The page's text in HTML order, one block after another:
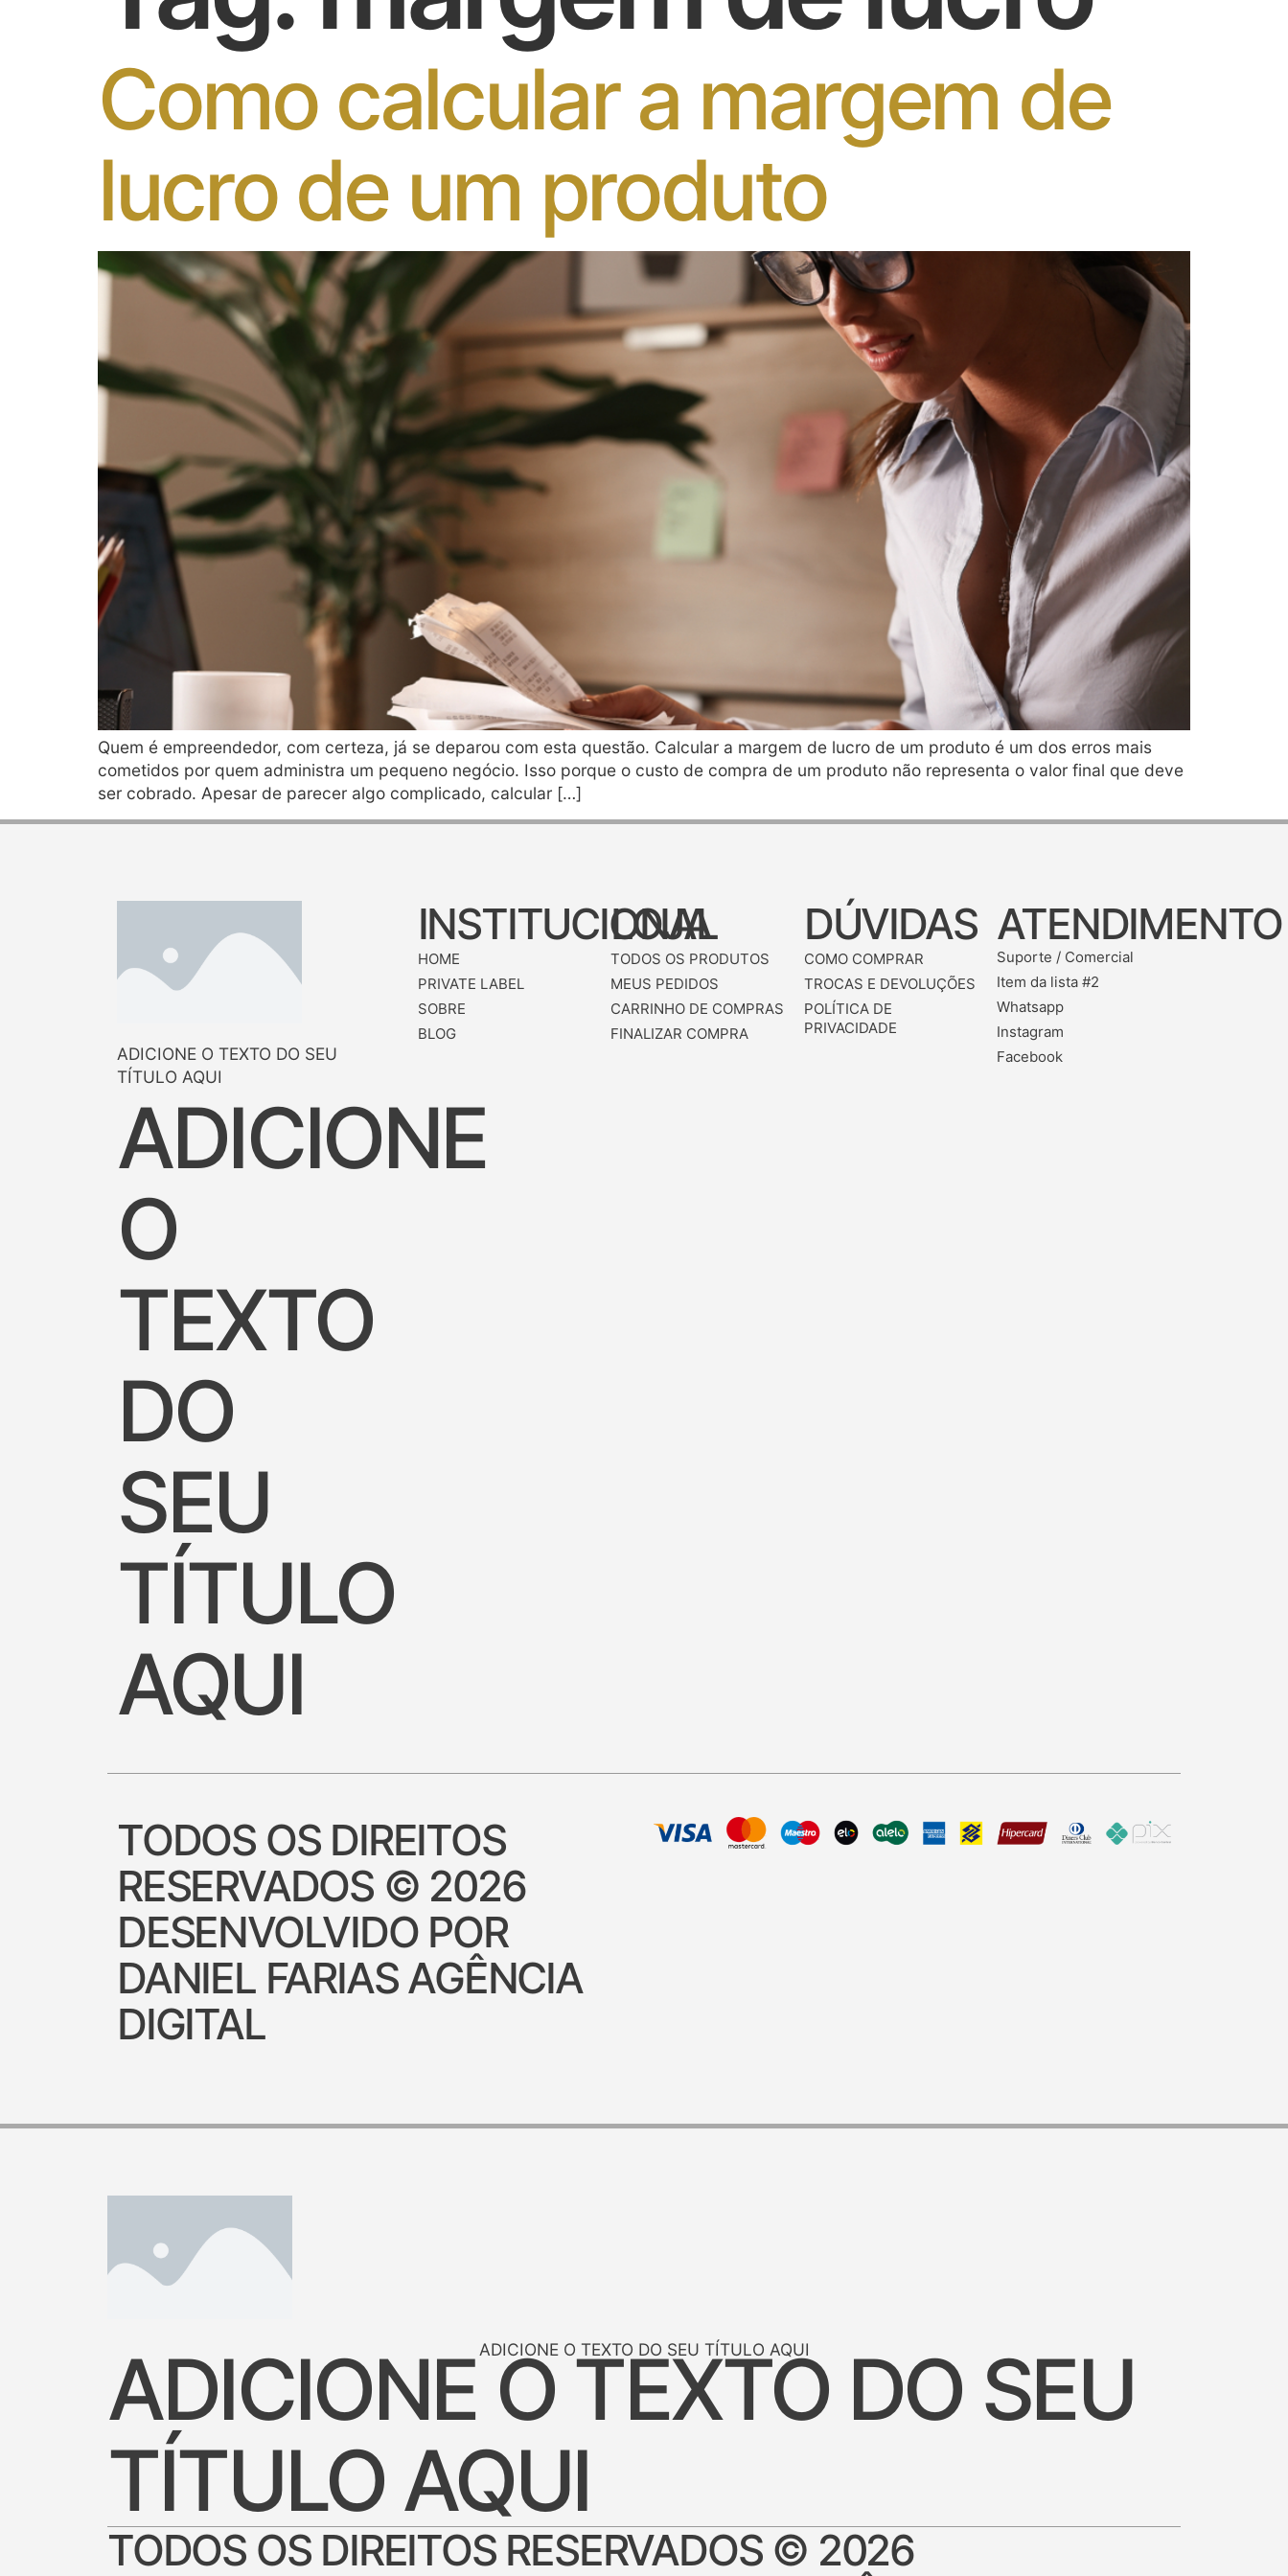
Como calcular a margem de
lucro de um produto
Quem é empreendedor, com certeza, já se deparou com esta questão. Calcular a margem de lucro de um produto é um dos erros mais
cometidos por quem administra um pequeno negócio. Isso porque o custo de compra de um produto não representa o valor final que deve
ser cobrado. Apesar de parecer algo complicado, calcular […]
ADICIONE O TEXTO DO SEU
TÍTULO AQUI
ADICIONE
O
TEXTO
DO
SEU
TÍTULO
AQUI
INSTITUCIONAL
HOME
PRIVATE LABEL
SOBRE
BLOG
LOJA
TODOS OS PRODUTOS
MEUS PEDIDOS
CARRINHO DE COMPRAS
FINALIZAR COMPRA
DÚVIDAS
COMO COMPRAR
TROCAS E DEVOLUÇÕES
POLÍTICA DE
PRIVACIDADE
ATENDIMENTO
Suporte / Comercial
Item da lista #2
Whatsapp
Instagram
Facebook
TODOS OS DIREITOS
RESERVADOS © 2026
DESENVOLVIDO POR
DANIEL FARIAS AGÊNCIA
DIGITAL
ADICIONE O TEXTO DO SEU TÍTULO AQUI
ADICIONE O TEXTO DO SEU
TÍTULO AQUI
TODOS OS DIREITOS RESERVADOS © 2026